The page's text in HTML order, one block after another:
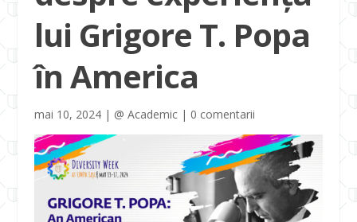
lui Grigore T. Popa
în America
mai 10, 2024| @ Academic| 0 comentarii